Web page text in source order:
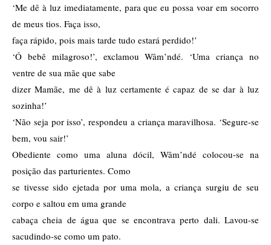
‘Me dê à luz imediatamente, para que eu possa voar em socorro
de meus tios. Faça isso,
faça rápido, pois mais tarde tudo estará perdido!’
‘Ó bebê milagroso!’, exclamou Wâm’ndé. ‘Uma criança no
ventre de sua mãe que sabe
dizer Mamãe, me dê à luz certamente é capaz de se dar à luz
sozinha!’
‘Não seja por isso’, respondeu a criança maravilhosa. ‘Segure-se
bem, vou sair!’
Obediente como uma aluna dócil, Wâm’ndé colocou-se na
posição das parturientes. Como
se tivesse sido ejetada por uma mola, a criança surgiu de seu
corpo e saltou em uma grande
cabaça cheia de água que se encontrava perto dali. Lavou-se
sacudindo-se como um pato.